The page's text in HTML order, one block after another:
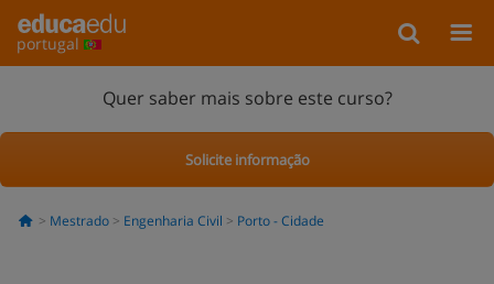
portugal
Quer saber mais sobre este curso?
Solicite informação
Mestrado Engenharia Civil Porto - Cidade